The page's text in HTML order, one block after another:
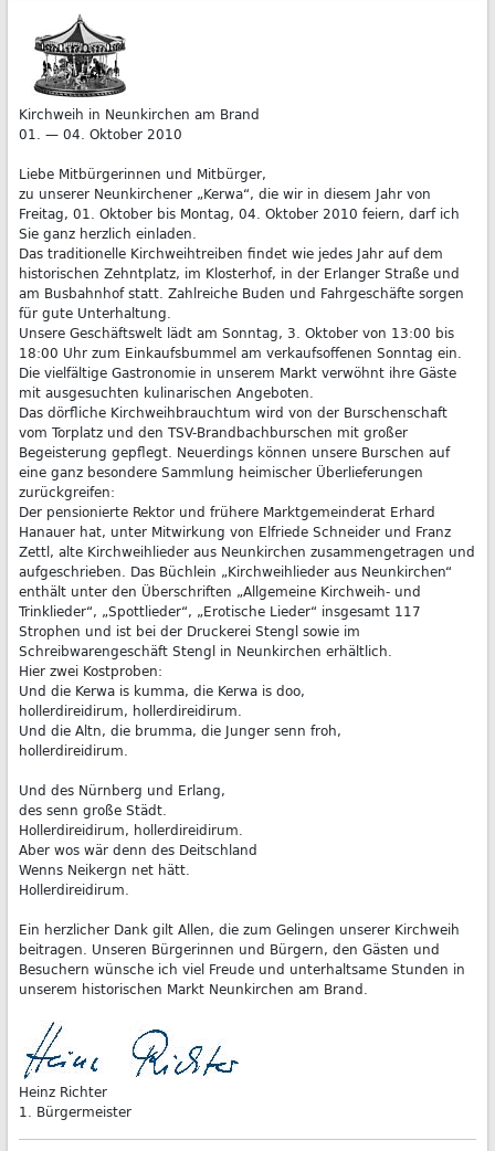
Kirchweih in Neunkirchen am Brand
01. — 04. Oktober 2010
Liebe Mitbürgerinnen und Mitbürger,
zu unserer Neunkirchener „Kerwa“, die wir in diesem Jahr von
Freitag, 01. Oktober bis Montag, 04. Oktober 2010 feiern, darf ich
Sie ganz herzlich einladen.
Das traditionelle Kirchweihtreiben findet wie jedes Jahr auf dem
historischen Zehntplatz, im Klosterhof, in der Erlanger Straße und
am Busbahnhof statt. Zahlreiche Buden und Fahrgeschäfte sorgen
für gute Unterhaltung.
Unsere Geschäftswelt lädt am Sonntag, 3. Oktober von 13:00 bis
18:00 Uhr zum Einkaufsbummel am verkaufsoffenen Sonntag ein.
Die vielfältige Gastronomie in unserem Markt verwöhnt ihre Gäste
mit ausgesuchten kulinarischen Angeboten.
Das dörfliche Kirchweihbrauchtum wird von der Burschenschaft
vom Torplatz und den TSV-Brandbachburschen mit großer
Begeisterung gepflegt. Neuerdings können unsere Burschen auf
eine ganz besondere Sammlung heimischer Überlieferungen
zurückgreifen:
Der pensionierte Rektor und frühere Marktgemeinderat Erhard
Hanauer hat, unter Mitwirkung von Elfriede Schneider und Franz
Zettl, alte Kirchweihlieder aus Neunkirchen zusammengetragen und
aufgeschrieben. Das Büchlein „Kirchweihlieder aus Neunkirchen“
enthält unter den Überschriften „Allgemeine Kirchweih- und
Trinklieder“, „Spottlieder“, „Erotische Lieder“ insgesamt 117
Strophen und ist bei der Druckerei Stengl sowie im
Schreibwarengeschäft Stengl in Neunkirchen erhältlich.
Hier zwei Kostproben:
Und die Kerwa is kumma, die Kerwa is doo,
hollerdireidirum, hollerdireidirum.
Und die Altn, die brumma, die Junger senn froh,
hollerdireidirum.
Und des Nürnberg und Erlang,
des senn große Städt.
Hollerdireidirum, hollerdireidirum.
Aber wos wär denn des Deitschland
Wenns Neikergn net hätt.
Hollerdireidirum.
Ein herzlicher Dank gilt Allen, die zum Gelingen unserer Kirchweih
beitragen. Unseren Bürgerinnen und Bürgern, den Gästen und
Besuchern wünsche ich viel Freude und unterhaltsame Stunden in
unserem historischen Markt Neunkirchen am Brand.
Heinz Richter
1. Bürgermeister